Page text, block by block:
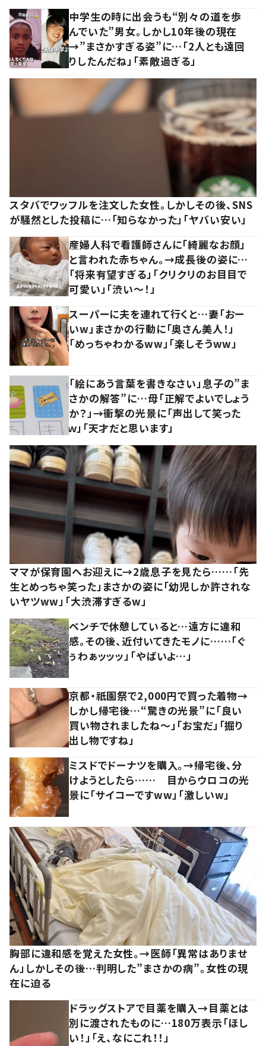
中学生の時に出会うも“別々の道を歩
んでいた”男女。しかし10年後の現在
→”まさかすぎる姿”に…「2人とも遠回
りしたんだね」「素敵過ぎる」
スタバでワッフルを注文した女性。しかしその後、SNS
が騒然とした投稿に…「知らなかった」「ヤバい安い」
産婦人科で看護師さんに「綺麗なお顔」
と言われた赤ちゃん。→成長後の姿に…
「将来有望すぎる」「クリクリのお目目で
可愛い」「渋い～！」
スーパーに夫を連れて行くと…妻「おー
いw」まさかの行動に「奥さん美人！」
「めっちゃわかるww」「楽しそうww」
「絵にあう言葉を書きなさい」息子の”ま
さかの解答”に…母「正解でよいでしょう
か？」→衝撃の光景に「声出して笑った
ｗ」「天才だと思います」
ママが保育園へお迎えに→2歳息子を見たら……「先
生とめっちゃ笑った」まさかの姿に「幼児しか許されな
いヤツww」「大渋滞すぎるw」
ベンチで休憩していると…遠方に違和
感。その後、近付いてきたモノに……「ぐ
ぅわぁッッッ」「やばいよ…」
京都・祇園祭で2,000円で買った着物→
しかし帰宅後…“驚きの光景”に「良い
買い物されましたね～」「お宝だ」「掘り
出し物ですね」
ミスドでドーナツを購入。→帰宅後、分
けようとしたら…… 目からウロコの光
景に「サイコーですww」「激しいw」
胸部に違和感を覚えた女性。→医師「異常はありませ
ん」しかしその後…判明した”まさかの病”。女性の現
在に迫る
ドラッグストアで目薬を購入→目薬とは
別に渡されたものに…180万表示「ほし
い！」「え、なにこれ！！」